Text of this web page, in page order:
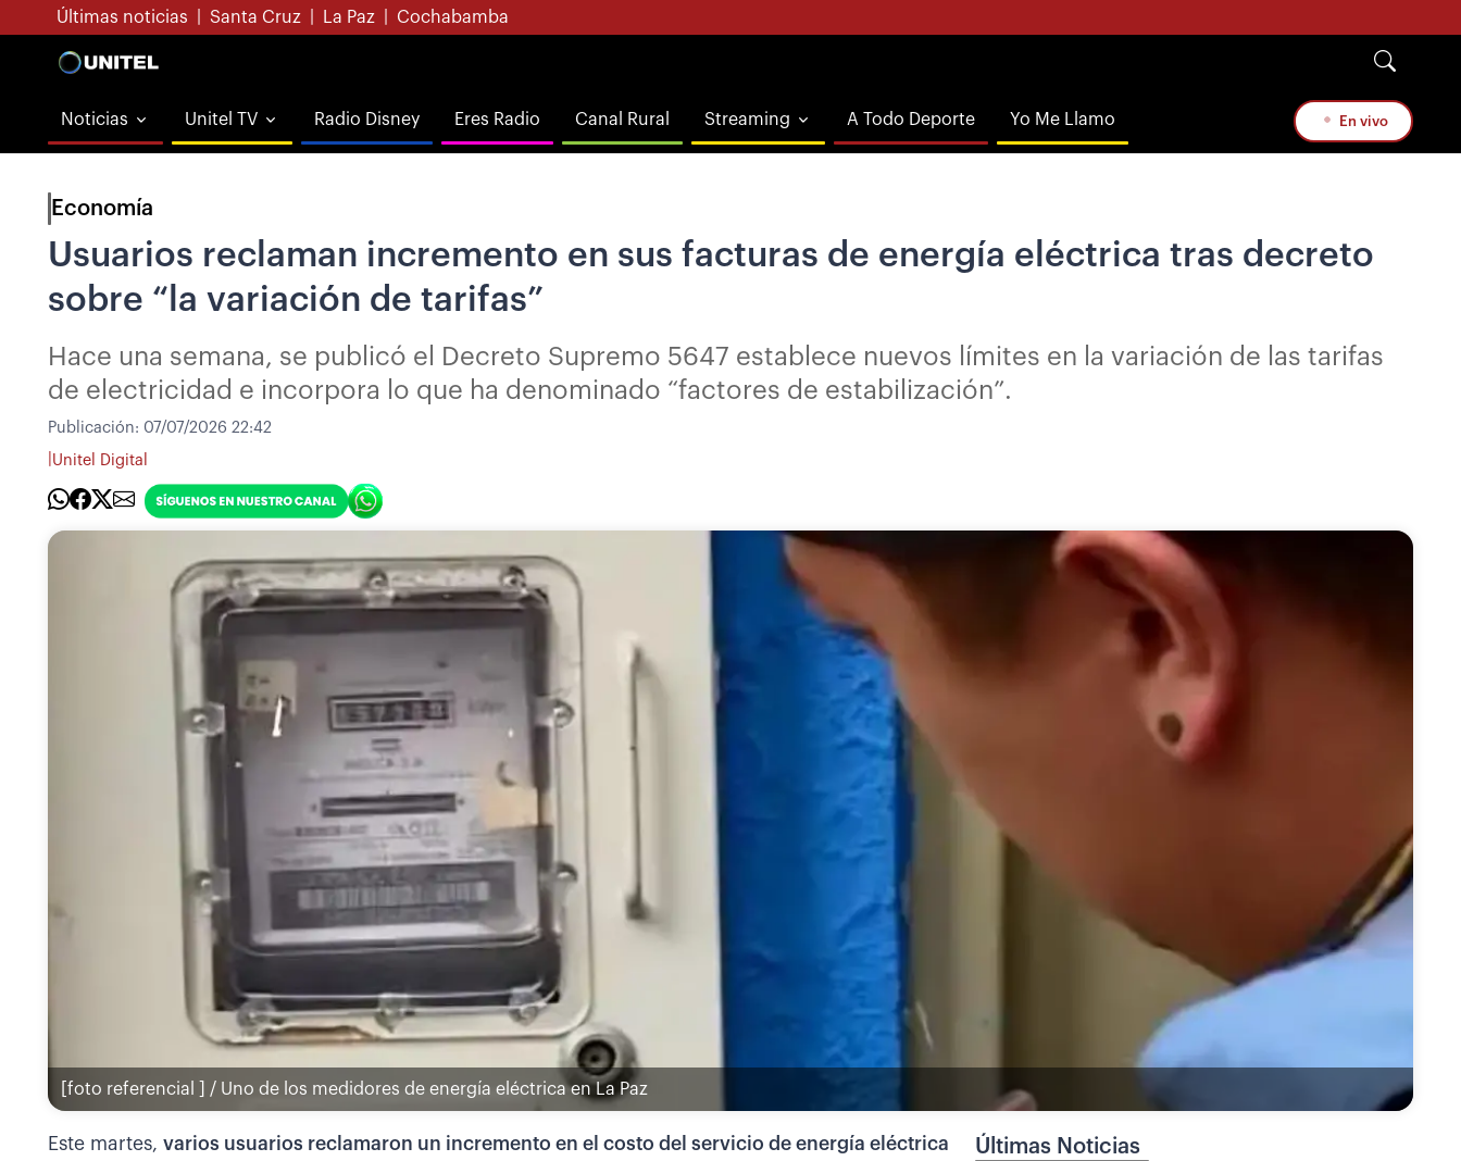
Últimas noticias Santa Cruz La Paz Cochabamba
Noticias Unitel TV Radio Disney Eres Radio Canal Rural Streaming A Todo Deporte Yo Me Llamo En vivo
Economía
Usuarios reclaman incremento en sus facturas de energía eléctrica tras decreto
sobre “la variación de tarifas”
Hace una semana, se publicó el Decreto Supremo 5647 establece nuevos límites en la variación de las tarifas
de electricidad e incorpora lo que ha denominado “factores de estabilización”.
Publicación: 07/07/2026 22:42
Unitel Digital
[foto referencial ] / Uno de los medidores de energía eléctrica en La Paz
Este martes,varios usuarios reclamaron un incremento en el costo del servicio de energía eléctrica
Últimas Noticias